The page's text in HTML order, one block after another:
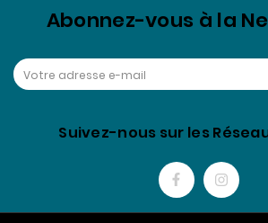
Abonnez-vous à la
Suivez-nous sur les